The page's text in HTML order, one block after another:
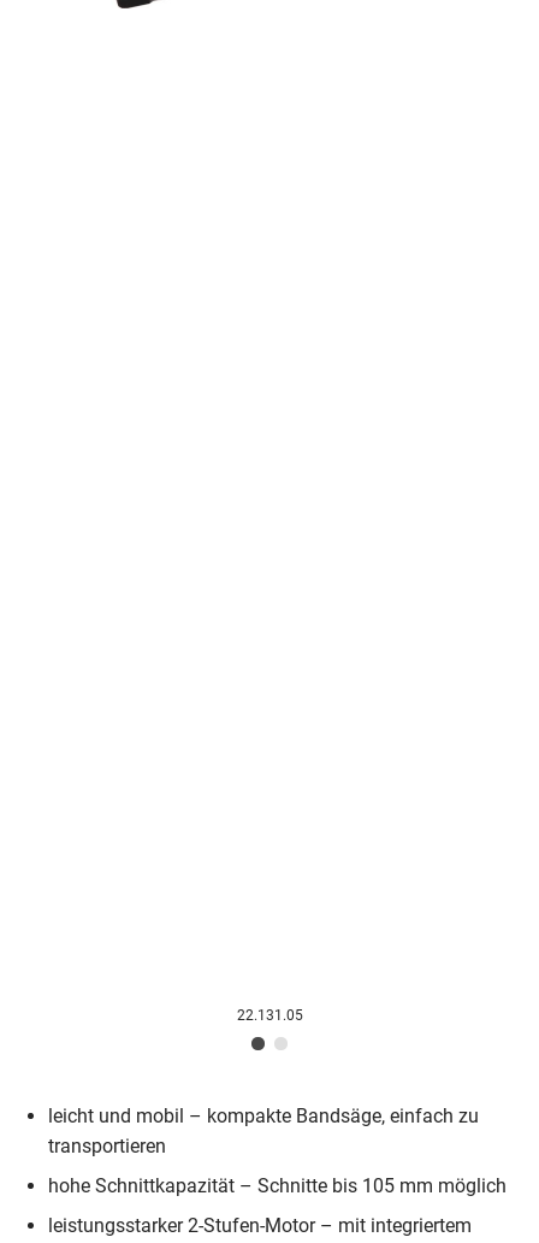
22.131.05
leicht und mobil – kompakte Bandsäge, einfach zu
transportieren
hohe Schnittkapazität – Schnitte bis 105 mm möglich
leistungsstarker 2-Stufen-Motor – mit integriertem